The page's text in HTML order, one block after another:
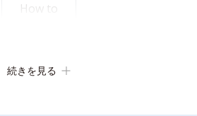
How to
続きを見る